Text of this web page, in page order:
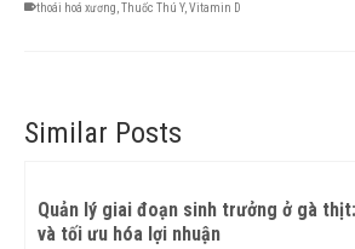
thoái hoá xương Thuốc Thú Y, Vitamin D
Similar Posts
Quản lý giai đoạn sinh trưởng ở gà
và tối ưu hóa lợi nhuận